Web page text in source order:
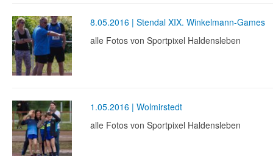
8.05.2016 | Stendal XIX. Winkelmann-Games
alle Fotos von Sportpixel Haldensleben
1.05.2016 | Wolmirstedt
alle Fotos von Sportpixel Haldensleben